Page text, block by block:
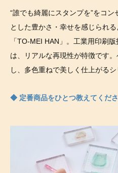
“誰でも綺麗にスタンプを”をコ
とした豊かさ・幸せを感じられ
「TO-MEI HAN」。工業用印刷
は、リアルな再現性が特徴です
し、多色重ねで美しく仕上がる
◆ 定番商品をひとつ教えてくださ